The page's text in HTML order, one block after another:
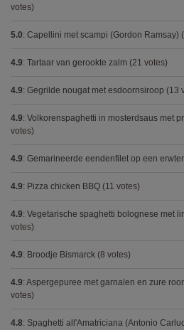
votes)
5.0: Capellini met scampi (Gordon Ramsay)
4.9: Tartaar van gerookte zalm (21 votes)
4.9: Gegrilde nougat met esdoornsiroop (13
4.9: Volkorenspaghetti in mosterdsaus met
votes)
4.9: Gemarineerde eendenfilet op een
4.9: Pizza chicken BBQ (11 votes)
4.9: Vegetarische spaghetti bolognese met
votes)
4.9: Broodje Bismarck (8 votes)
4.9: Aspergepuree met garnalen en zure
votes)
4.8: Spaghetti all'Amatriciana (Antonio